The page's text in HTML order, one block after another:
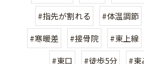
#指先が割れる
#体温調節
#寒暖差
#接骨院 #東上線
#東口
#徒歩5分
#東